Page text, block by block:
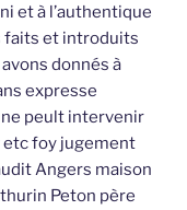
et à l’authentique
faits et introduits
donnés à
expresse
peult intervenir
etc foy jugement
Angers maison
Peton père